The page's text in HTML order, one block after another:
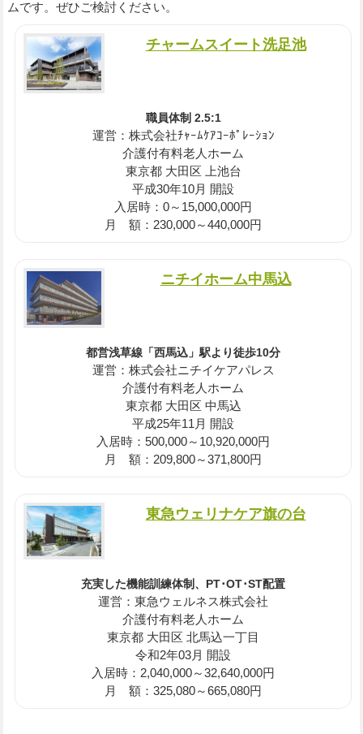
ムです。ぜひご検討ください。
チャームスイート洗足池
職員体制 2.5:1
運営：株式会社ﾁｬｰﾑｹｱｺｰﾎﾟﾚｰｼｮﾝ
介護付有料老人ホーム
東京都 大田区 上池台
平成30年10月 開設
入居時：0～15,000,000円
月 額：230,000～440,000円
ニチイホーム中馬込
都営浅草線「西馬込」駅より徒歩10分
運営：株式会社ニチイケアパレス
介護付有料老人ホーム
東京都 大田区 中馬込
平成25年11月 開設
入居時：500,000～10,920,000円
月 額：209,800～371,800円
東急ウェリナケア旗の台
充実した機能訓練体制、PT･OT･ST配置
運営：東急ウェルネス株式会社
介護付有料老人ホーム
東京都 大田区 北馬込一丁目
令和2年03月 開設
入居時：2,040,000～32,640,000円
月 額：325,080～665,080円